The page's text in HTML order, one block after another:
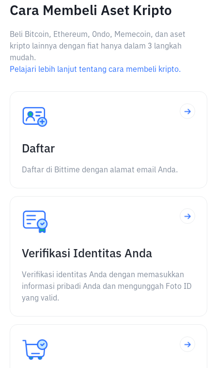
Cara Membeli Aset Kripto
Beli Bitcoin, Ethereum, Ondo, Memecoin, dan aset
kripto lainnya dengan fiat hanya dalam 3 langkah
mudah.
Pelajari lebih lanjut tentang cara membeli kripto.
Daftar
Daftar di Bittime dengan alamat email Anda.
Verifikasi Identitas Anda
Verifikasi identitas Anda dengan memasukkan
informasi pribadi Anda dan mengunggah Foto ID
yang valid.